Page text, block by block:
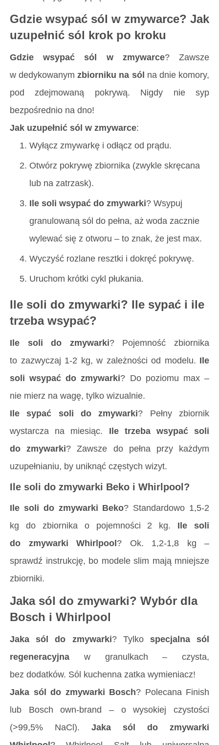
Gdzie wsypać sól w zmywarce? Jak
uzupełnić sól krok po kroku
Gdzie wsypać sól w zmywarce? Zawsze
w dedykowanymzbiorniku na sól na dnie komory,
pod zdejmowaną pokrywą. Nigdy nie syp
bezpośrednio na dno!
Jak uzupełnić sól w zmywarce:
Wyłącz zmywarkę i odłącz od prądu.
Otwórz pokrywę zbiornika (zwykle skręcana
lub na zatrzask).
Ile soli wsypać do zmywarki? Wsypuj
granulowaną sól do pełna, aż woda zacznie
wylewać się z otworu – to znak, że jest max.
Wyczyść rozlane resztki i dokręć pokrywę.
Uruchom krótki cykl płukania.
Ile soli do zmywarki? Ile sypać i ile
trzeba wsypać?
Ile soli do zmywarki? Pojemność zbiornika
to zazwyczaj 1-2 kg, w zależności od modelu. Ile
soli wsypać do zmywarki? Do poziomu max –
nie mierz na wagę, tylko wizualnie.
Ile sypać soli do zmywarki? Pełny zbiornik
wystarcza na miesiąc. Ile trzeba wsypać soli
do zmywarki? Zawsze do pełna przy każdym
uzupełnianiu, by uniknąć częstych wizyt.
Ile soli do zmywarki Beko i Whirlpool?
Ile soli do zmywarki Beko? Standardowo 1,5-2
kg do zbiornika o pojemności 2 kg. Ile soli
do zmywarki Whirlpool ? Ok. 1,2-1,8 kg –
sprawdź instrukcję, bo modele slim mają mniejsze
zbiorniki.
Jaka sól do zmywarki? Wybór dla
Bosch i Whirlpool
Jaka sól do zmywarki? Tylko specjalna sól
regeneracyjna w granulkach – czysta,
bez dodatków. Sól kuchenna zatka wymieniacz!
Jaka sól do zmywarki Bosch? Polecana Finish
lub Bosch own-brand – o wysokiej czystości
(>99,5% NaCl). Jaka sól do zmywarki